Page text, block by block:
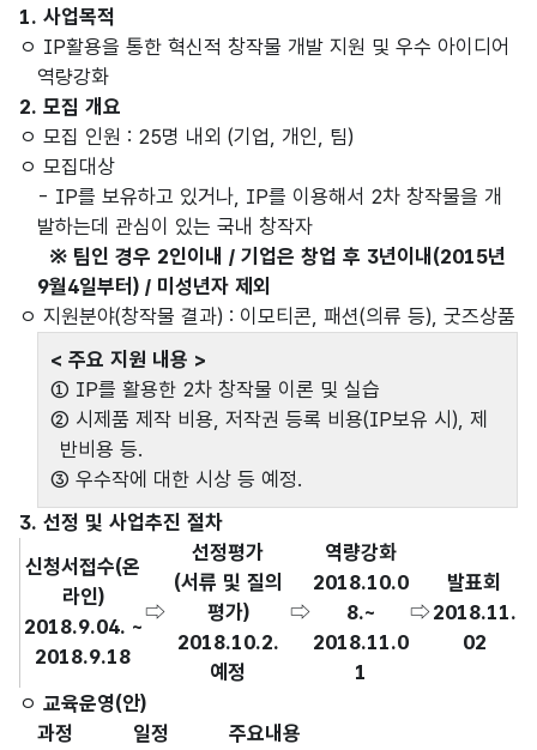
1. 사업목적
ㅇ IP활용을 통한 혁신적 창작물 개발 지원 및 우수 아이디어
역량강화
2. 모집 개요
ㅇ 모집 인원 : 25명 내외 (기업, 개인, 팀)
ㅇ 모집대상
- IP를 보유하고 있거나, IP를 이용해서 2차 창작물을 개
발하는데 관심이 있는 국내 창작자
※ 팀인 경우 2인이내 / 기업은 창업 후 3년이내(2015년
9월4일부터) / 미성년자 제외
ㅇ 지원분야(창작물 결과) : 이모티콘, 패션(의류 등), 굿즈상품
< 주요 지원 내용 >
① IP를 활용한 2차 창작물 이론 및 실습
② 시제품 제작 비용, 저작권 등록 비용(IP보유 시), 제
반비용 등.
③ 우수작에 대한 시상 등 예정.
3. 선정 및 사업추진 절차
신청서접수(온
라인)
2018.9.04. ~
2018.9.18
⇨
선정평가
(서류 및 질의
평가)
2018.10.2.
예정
⇨
역량강화
2018.10.0
8.~
2018.11.0
1
⇨
발표회
2018.11.
02
ㅇ 교육운영(안)
과정
일정 주요내용